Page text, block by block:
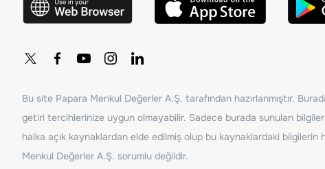
Bu site Papara Menkul Değerler A.Ş. tarafından hazırlanmıştır.
getiri tercihlerinize uygun olmayabilir. Sadece burada sunulan
halka açık kaynaklardan elde edilmiş olup bu kaynaklardaki
Menkul Değerler A.Ş. sorumlu değildir.